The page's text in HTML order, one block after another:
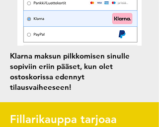
Klarna maksun pilkkomisen sinulle
sopiviin eriin pääset, kun olet
ostoskorissa edennyt
tilausvaiheeseen!
Fillarikauppa tarjoaa